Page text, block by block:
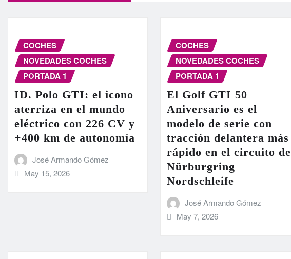
COCHES
NOVEDADES COCHES
PORTADA 1
ID. Polo GTI: el icono
aterriza en el mundo
eléctrico con 226 CV y
+400 km de autonomía
José Armando Gómez
May 15, 2026
COCHES
NOVEDADES COCHES
PORTADA 1
El Golf GTI 50
Aniversario es el
modelo de serie con
tracción delantera más
rápido en el circuito de
Nürburgring
Nordschleife
José Armando Gómez
May 7, 2026